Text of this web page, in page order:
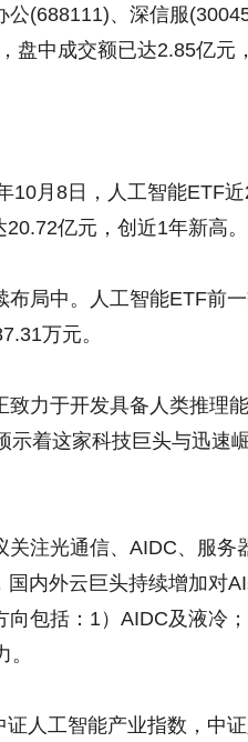
公(688111)、深信服
盘中成交额已达2.85亿元
10月8日，人工智能ETF
亿元，创近1年新高。
布局中。人工智能ETF前
万元。
致力于开发具备人类推理
示着这家科技巨头与迅速
关注光通信、AIDC、服务
国内外云巨头持续增加对
包括：1）AIDC及液冷
证人工智能产业指数，中